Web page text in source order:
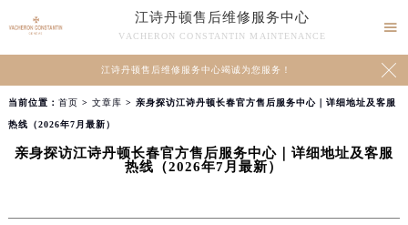
江诗丹顿售后维修服务中心
VACHERON CONSTANTIN MAINTENANCE

江诗丹顿售后维修服务中心竭诚为您服务！ 
当前位置： 首页 > 文章库 > 亲身探访江诗丹顿长春官方售后服务中心｜详细地址及客服
热线（2026年7月最新）
亲身探访江诗丹顿长春官方售后服务中心｜详细地址及客服
热线（2026年7月最新）